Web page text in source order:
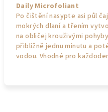
Daily Microfoliant
Po čištění nasypte asi půl
mokrých dlaní a třením
na obličej krouživými
přibližně jednu minutu a
vodou. Vhodné pro